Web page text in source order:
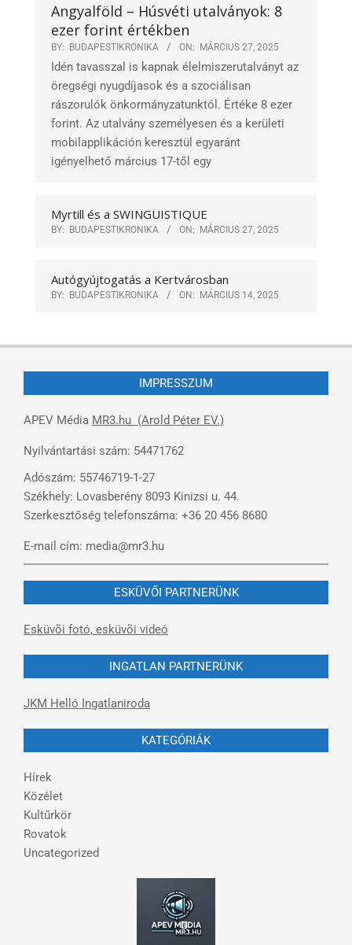
Angyalföld – Húsvéti utalványok: 8
ezer forint értékben
BY: BUDAPESTIKRONIKA ON: MÁRCIUS 27, 2025
Idén tavasszal is kapnak élelmiszerutalványt az
öregségi nyugdíjasok és a szociálisan
rászorulók önkormányzatunktól. Értéke 8 ezer
forint. Az utalvány személyesen és a kerületi
mobilapplikáción keresztül egyaránt
igényelhető március 17-től egy
Myrtill és a SWINGUISTIQUE
BY: BUDAPESTIKRONIKA ON: MÁRCIUS 27, 2025
Autógyújtogatás a Kertvárosban
BY: BUDAPESTIKRONIKA ON: MÁRCIUS 14, 2025
IMPRESSZUM
APEV Média MR3.hu (Arold Péter EV.)
Nyilvántartási szám: 54471762
Adószám: 55746719-1-27
Székhely: Lovasberény 8093 Kinizsi u. 44.
Szerkesztőség telefonszáma: +36 20 456 8680
E-mail cím: media@mr3.hu
ESKÜVŐI PARTNERÜNK
Esküvõi fotó, esküvõi videó
INGATLAN PARTNERÜNK
JKM Helló Ingatlaniroda
KATEGÓRIÁK
Hírek
Közélet
Kultűrkör
Rovatok
Uncategorized